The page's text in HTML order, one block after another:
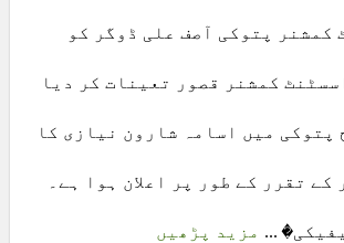
کمشنر پتوکی آصف علی ڈوگر کو
کمشنر قصور تعینات کر دیا
پتوکی میں اسامہ شارون نیازی کا
کے تقرر کے طور پر اعلان ہوا ہے۔
... مزید پڑھیں